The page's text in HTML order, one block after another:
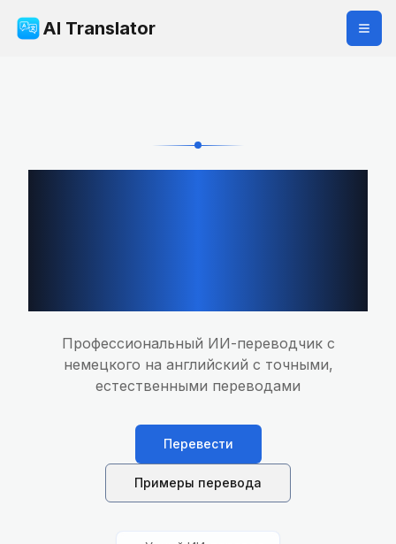
AI Translator
Профессиональный ИИ-переводчик с
немецкого на английский с точными,
естественными переводами
Перевести
Примеры перевода